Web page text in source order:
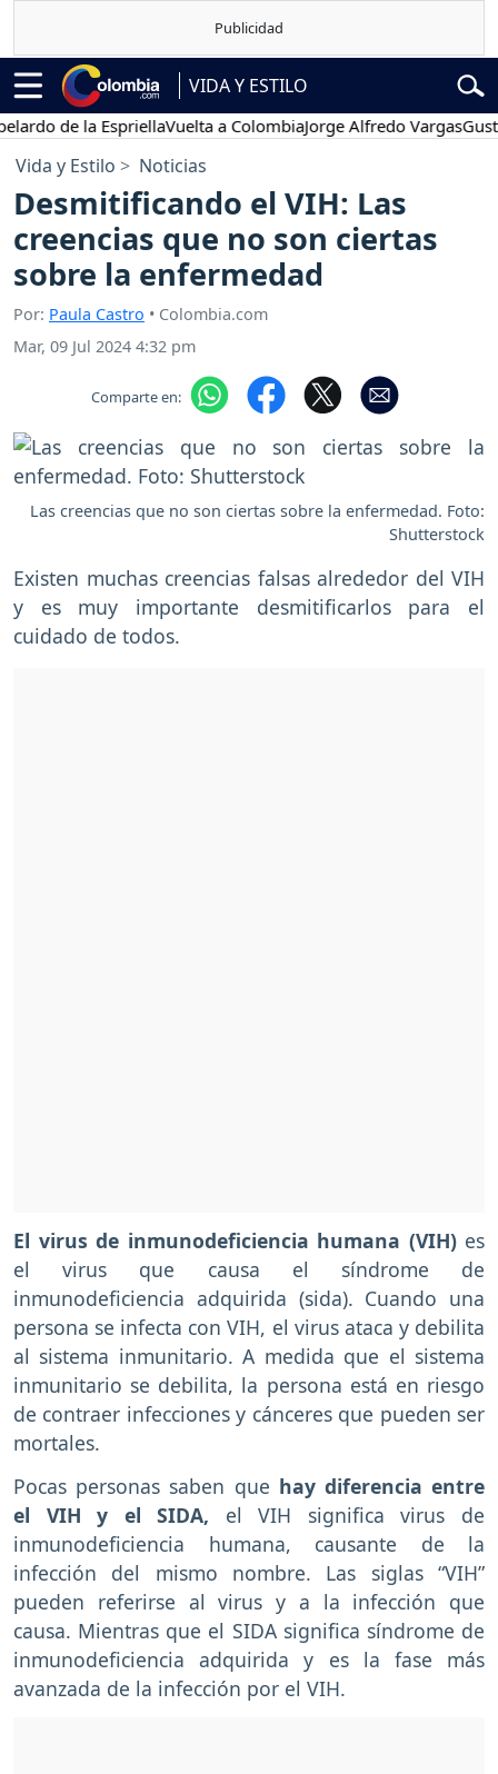
VIDA Y ESTILO
de la EspriellaVuelta a ColombiaJorge Alfredo VargasGustavo
Vida y Estilo Noticias
Desmitificando el VIH: Las
creencias que no son ciertas
sobre la enfermedad
Por: Paula Castro • Colombia.com
Mar, 09 Jul 2024 4:32 pm
Comparte en:
Las creencias que no son ciertas sobre la enfermedad. Foto:
Shutterstock
Existen muchas creencias falsas alrededor del VIH
y es muy importante desmitificarlos para el
cuidado de todos.
El virus de inmunodeficiencia humana (VIH) es
el virus que causa el síndrome de
inmunodeficiencia adquirida (sida). Cuando una
persona se infecta con VIH, el virus ataca y debilita
al sistema inmunitario. A medida que el sistema
inmunitario se debilita, la persona está en riesgo
de contraer infecciones y cánceres que pueden ser
mortales.
Pocas personas saben que hay diferencia entre
el VIH y el SIDA, el VIH significa virus de
inmunodeficiencia humana, causante de la
infección del mismo nombre. Las siglas “VIH”
pueden referirse al virus y a la infección que
causa. Mientras que el SIDA significa síndrome de
inmunodeficiencia adquirida y es la fase más
avanzada de la infección por el VIH.